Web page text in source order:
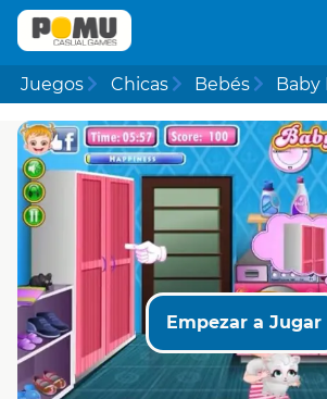
Juegos Chicas Bebés Baby
Empezar a Jugar